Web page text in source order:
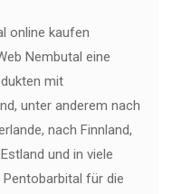
online kaufen
Nembutal eine
mit
unter anderem nach
nach Finnland,
und in viele
Pentobarbital für die